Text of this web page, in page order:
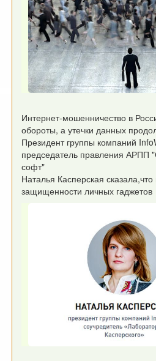
Интернет-​мошенничество в
обороты, а утечки данных
Президент группы компаний
председатель правления АРПП
софт"
Наталья Касперская
защищенности личных гаджетов